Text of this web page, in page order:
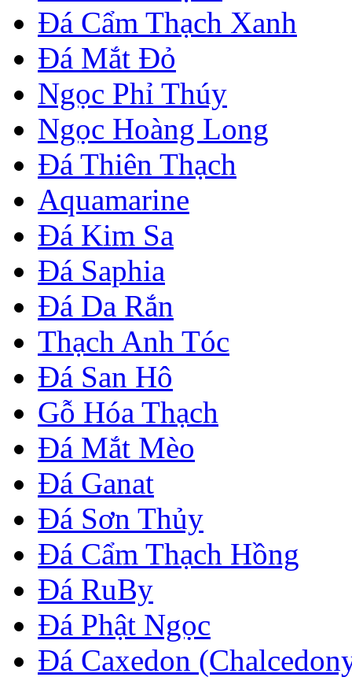
Đá Cẩm Thạch Xanh
Đá Mắt Đỏ
Ngọc Phỉ Thúy
Ngọc Hoàng Long
Đá Thiên Thạch
Aquamarine
Đá Kim Sa
Đá Saphia
Đá Da Rắn
Thạch Anh Tóc
Đá San Hô
Gỗ Hóa Thạch
Đá Mắt Mèo
Đá Ganat
Đá Sơn Thủy
Đá Cẩm Thạch Hồng
Đá RuBy
Đá Phật Ngọc
Đá Caxedon